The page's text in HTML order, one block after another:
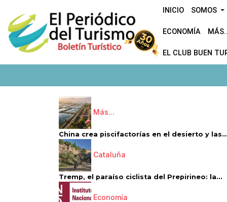
INICIO SOMOS
ECONOMÍA
EL CLUB BUEN
Más...
China crea piscifactorías en el desierto y las...
Cataluña
Tremp, el paraíso ciclista del Prepirineo: la...
Economía